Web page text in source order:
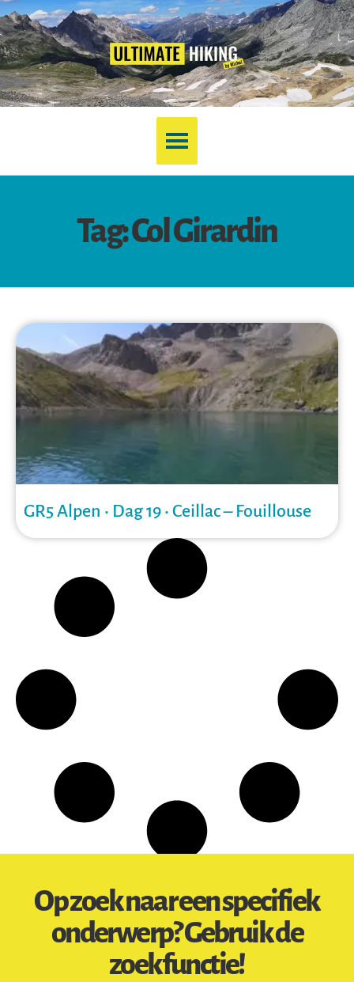
Tag: Col Girardin
GR5 Alpen • Dag 19 • Ceillac – Fouillouse
Op zoek naar een specifiek
onderwerp? Gebruik de
zoekfunctie!